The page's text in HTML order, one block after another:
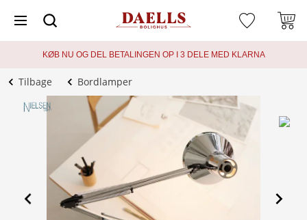
KØB NU OG DEL BETALINGEN OP I 3 DELE MED KLARNA
Tilbage Bordlamper